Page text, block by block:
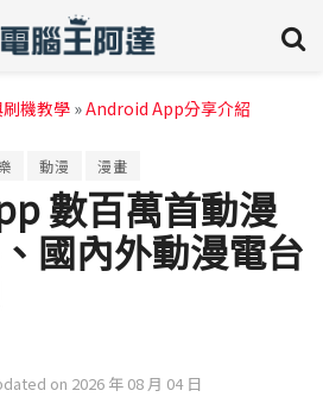
機教學 »Android App分享介紹
動漫 漫畫
數百萬首動漫
國內外動漫電台
on 2026 年 08 月 04 日